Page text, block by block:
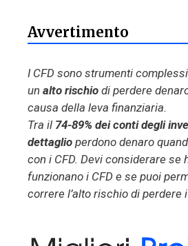
Avvertimento
I CFD sono strumenti
un alto rischio di perdere
causa della leva finanziaria.
Tra il 74-89% dei conti degli
dettaglio perdono denaro
con i CFD. Devi considerare se
funzionano i CFD e se puoi
correre l’alto rischio di perdere